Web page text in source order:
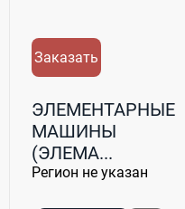
Заказать
ЭЛЕМЕНТАРНЫЕ
МАШИНЫ
(ЭЛЕМА...
Регион не указан